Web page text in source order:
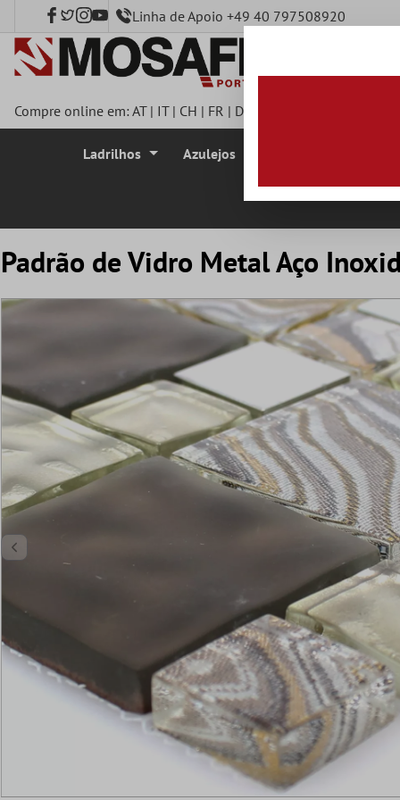
principal Linha de Apoio +49 40 797508920
Compre online em:AT| IT| CH | FR | DE
Ladrilhos Azulejos
Padrão de Vidro Metal Aço